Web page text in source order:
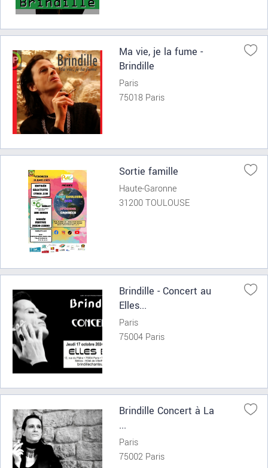
Ma vie, je la fume -
Brindille
Paris
75018 Paris
Sortie famille
Haute-Garonne
31200 TOULOUSE
Brindille - Concert au
Elles...
Paris
75004 Paris
Brindille Concert à La
...
Paris
75002 Paris